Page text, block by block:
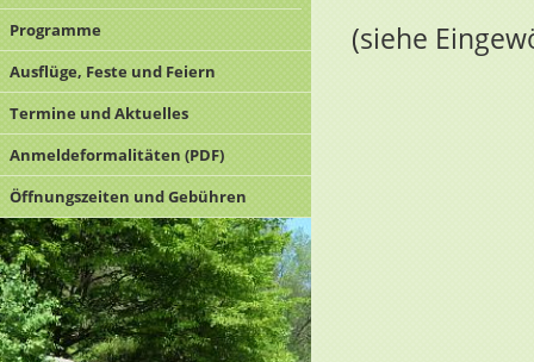
Programme
Ausflüge, Feste und Feiern
Termine und Aktuelles
Anmeldeformalitäten (PDF)
Öffnungszeiten und Gebühren
(siehe